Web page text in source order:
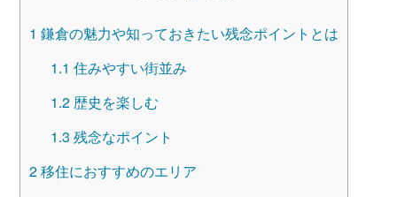
1 鎌倉の魅力や知っておきたい残念ポイントとは
1.1 住みやすい街並み
1.2歴史を楽しむ
1.3 残念なポイント
2移住におすすめのエリア